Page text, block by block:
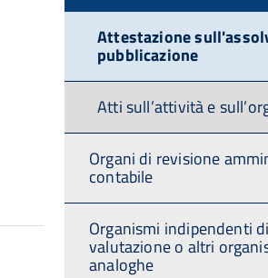
Attestazione
pubblicazione
Atti sull’attività e
Organi di revisione
contabile
Organismi indipendenti
valutazione o altri
analoghe